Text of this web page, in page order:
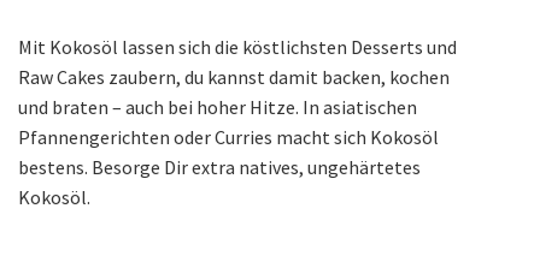
Mit Kokosöl lassen sich die köstlichsten Desserts und
Raw Cakes zaubern, du kannst damit backen, kochen
und braten – auch bei hoher Hitze. In asiatischen
Pfannengerichten oder Curries macht sich Kokosöl
bestens. Besorge Dir extra natives, ungehärtetes
Kokosöl.